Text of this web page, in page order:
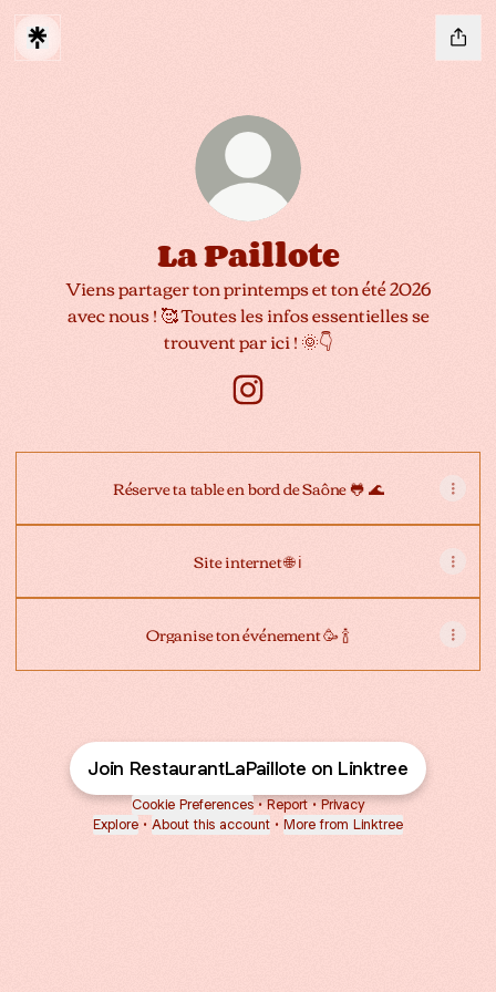
La Paillote
Viens partager ton printemps et ton été 2026
avec nous ! 🥰 Toutes les infos essentielles se
trouvent par ici ! 🌞👇
La Paillote Instagram
Réserve ta table en bord de Saône 🐸 🌊
Site internet 🌐 ℹ️
Organise ton événement 🥳 🍾
Join RestaurantLaPaillote on Linktree
Cookie Preferences • Report • Privacy
Explore • About this account • More from Linktree